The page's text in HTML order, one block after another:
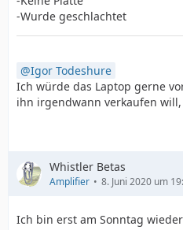
-Wurde geschlachtet
Igor Todeshure
Ich würde das Laptop gerne
ihn irgendwann verkaufen
Whistler Betas
Amplifier 8. Juni 2020 um
Ich bin erst am Sonntag